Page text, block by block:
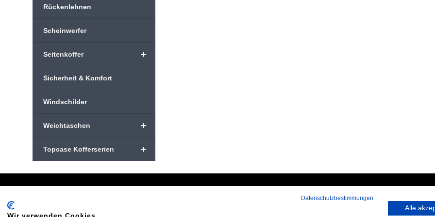
Rückenlehnen
Scheinwerfer
+
Seitenkoffer
Sicherheit & Komfort
Windschilder
+
Weichtaschen
+
Topcase Kofferserien
info@bikeshop24.net
Hans-Pinsel-Straße 9a
85540 Haar bei München
Datenschutzbestimmungen
Alle